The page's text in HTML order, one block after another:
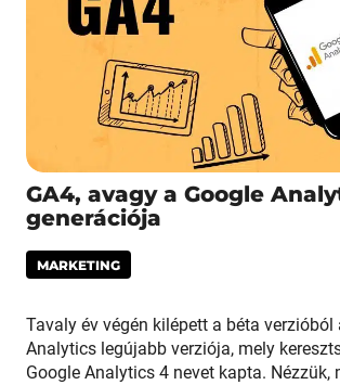
GA4, avagy a Google
generációja
MARKETING
Tavaly év végén kilépett a béta verzióból
Analytics legújabb verziója, mely
Google Analytics 4 nevet kapta. Nézzük,